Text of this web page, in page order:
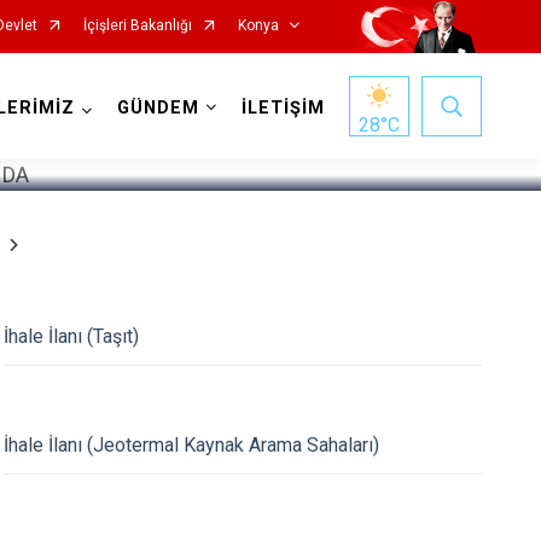
İçişleri Bakanlığı Konya
Emirgazi
Hadim
Seydişehir
GÜNDEM İLETİŞİM
28°C
İhale İlanı (Taşıt)
İhale İlanı (Jeotermal Kaynak Arama Sahaları)